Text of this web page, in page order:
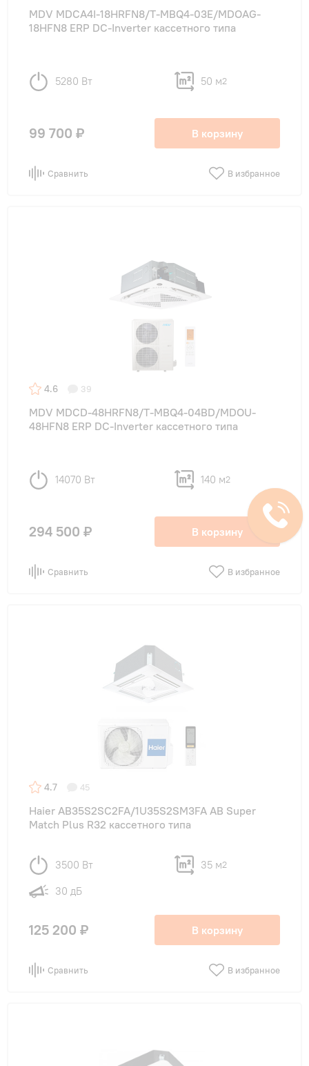
MDV MDCA4I-18HRFN8/T-MBQ4-03E/MDOAG-
18HFN8 ERP DC-Inverter кассетного типа
5280 Вт 50 м2
99 700 ₽ В корзину
Сравнить В избранное
4.6 39
MDV MDCD-48HRFN8/T-MBQ4-04BD/MDOU-
48HFN8 ERP DC-Inverter кассетного типа
14070 Вт 140 м2
294 500 ₽ В корзину
Сравнить В избранное
4.7 45
Haier AB35S2SC2FA/1U35S2SM3FA AB Super
Match Plus R32 кассетного типа
3500 Вт 35 м2
30 дБ
125 200 ₽ В корзину
Сравнить В избранное